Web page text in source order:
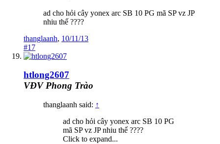
ad cho hỏi cây yonex arc SB 10 PG mã SP vz JP
nhiu thế ????
thanglaanh, 10/11/13
#17
htlong2607
VĐV Phong Trào
thanglaanh said: ↑
ad cho hỏi cây yonex arc SB 10 PG
mã SP vz JP nhiu thế ????
Click to expand...